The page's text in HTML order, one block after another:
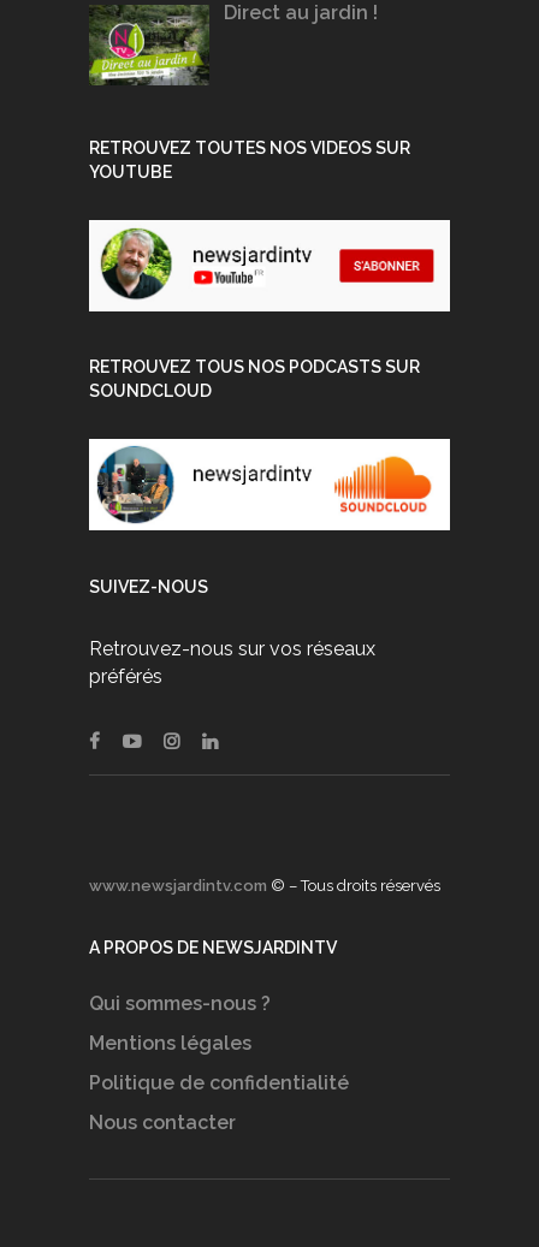
Direct au jardin !
RETROUVEZ TOUTES NOS VIDEOS SUR
YOUTUBE
RETROUVEZ TOUS NOS PODCASTS SUR
SOUNDCLOUD
SUIVEZ-NOUS
Retrouvez-nous sur vos réseaux
préférés
www.newsjardintv.com © – Tous droits réservés
A PROPOS DE NEWSJARDINTV
Qui sommes-nous ?
Mentions légales
Politique de confidentialité
Nous contacter